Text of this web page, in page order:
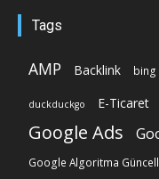
Tags
AMP Backlink bing
duckduckgo E-Ticaret
Google Ads
Google Algoritma